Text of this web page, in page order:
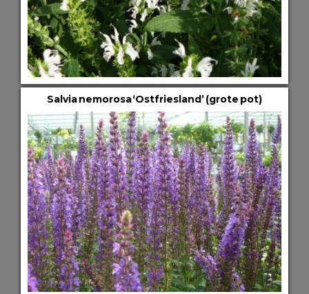
Salvia nemorosa ‘Ostfriesland’ (grote pot)